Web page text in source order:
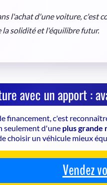
l'achat d'une voiture, c'est
la solidité et l'équilibre futur.
avec un apport :
financement, c'est
seulement d'une plus grande
choisir un véhicule mieux
Vendez